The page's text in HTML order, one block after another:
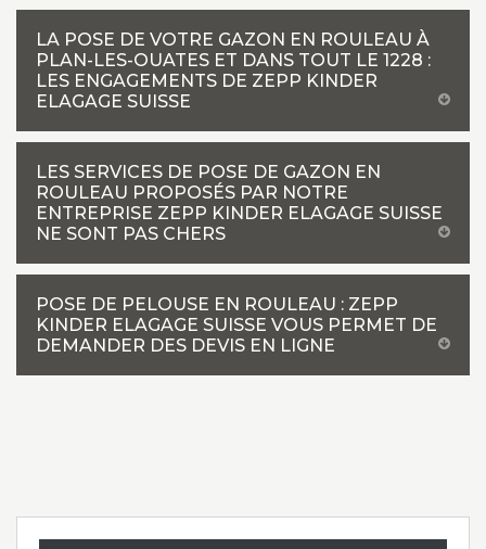
LA POSE DE VOTRE GAZON EN ROULEAU À
PLAN-LES-OUATES ET DANS TOUT LE 1228 :
LES ENGAGEMENTS DE ZEPP KINDER
ELAGAGE SUISSE
LES SERVICES DE POSE DE GAZON EN
ROULEAU PROPOSÉS PAR NOTRE
ENTREPRISE ZEPP KINDER ELAGAGE SUISSE
NE SONT PAS CHERS
POSE DE PELOUSE EN ROULEAU : ZEPP
KINDER ELAGAGE SUISSE VOUS PERMET DE
DEMANDER DES DEVIS EN LIGNE